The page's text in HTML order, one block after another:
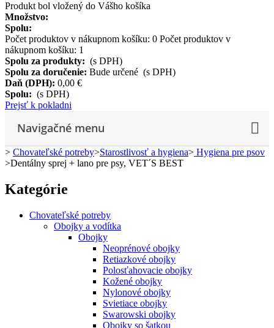
Produkt bol vložený do Vášho košíka
Množstvo:
Spolu:
Počet produktov v nákupnom košíku: 0 Počet produktov v
nákupnom košíku: 1
Spolu za produkty: (s DPH)
Spolu za doručenie: Bude určené (s DPH)
Daň (DPH): 0,00 €
Spolu: (s DPH)
Prejsť k pokladni
Navigačné menu
> Chovateľské potreby>Starostlivosť a hygiena> Hygiena pre psov
>Dentálny sprej + lano pre psy, VET´S BEST
Kategórie
Chovateľské potreby
Obojky a vodítka
Obojky
Neoprénové obojky
Retiazkové obojky
Polosťahovacie obojky
Kožené obojky
Nylonové obojky
Svietiace obojky
Swarowski obojky
Obojky so šatkou